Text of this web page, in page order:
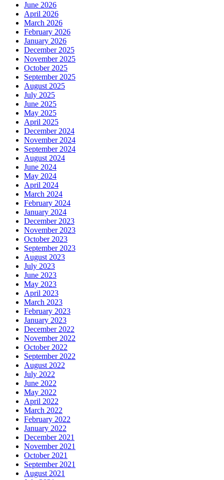
June 2026
April 2026
March 2026
February 2026
January 2026
December 2025
November 2025
October 2025
September 2025
August 2025
July 2025
June 2025
May 2025
April 2025
December 2024
November 2024
September 2024
August 2024
June 2024
May 2024
April 2024
March 2024
February 2024
January 2024
December 2023
November 2023
October 2023
September 2023
August 2023
July 2023
June 2023
May 2023
April 2023
March 2023
February 2023
January 2023
December 2022
November 2022
October 2022
September 2022
August 2022
July 2022
June 2022
May 2022
April 2022
March 2022
February 2022
January 2022
December 2021
November 2021
October 2021
September 2021
August 2021